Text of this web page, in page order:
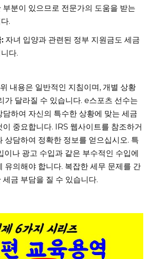
부분이 있으므로 전문가의 도움을 받는
.
자녀 입양과 관련된 정부 지원금도 세금
다.
위 내용은 일반적인 지침이며, 개별 상황
가 달라질 수 있습니다. e스포츠 선수는
하여 자신의 특수한 상황에 맞는 세금
중요합니다. IRS 웹사이트를 참조하거
상담하여 정확한 정보를 얻으십시오. 특
이나 광고 수입과 같은 부수적인 수입에
유의해야 합니다. 복잡한 세무 문제를 간
금 부담을 질 수 있습니다.